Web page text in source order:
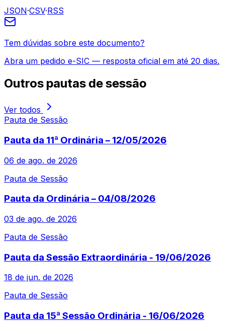
JSON·CSV·RSS
Tem dúvidas sobre este documento?
Abra um pedido e-SIC — resposta oficial em até 20 dias.
Outros pautas de sessão
Ver todos
Pauta de Sessão
Pauta da 11ª Ordinária – 12/05/2026
06 de ago. de 2026
Pauta de Sessão
Pauta da Ordinária – 04/08/2026
03 de ago. de 2026
Pauta de Sessão
Pauta da Sessão Extraordinária - 19/06/2026
18 de jun. de 2026
Pauta de Sessão
Pauta da 15ª Sessão Ordinária - 16/06/2026